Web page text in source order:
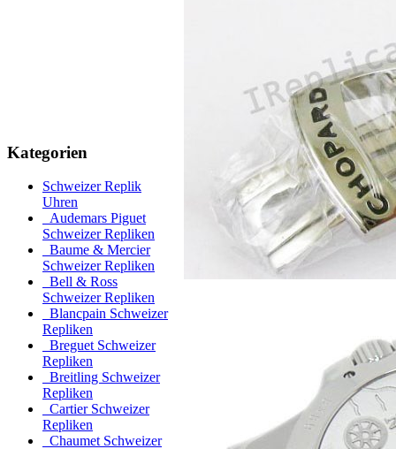
Kategorien
Schweizer Replik
Uhren
Audemars Piguet
Schweizer Repliken
Baume & Mercier
Schweizer Repliken
Bell & Ross
Schweizer Repliken
Blancpain Schweizer
Repliken
Breguet Schweizer
Repliken
Breitling Schweizer
Repliken
Cartier Schweizer
Repliken
Chaumet Schweizer